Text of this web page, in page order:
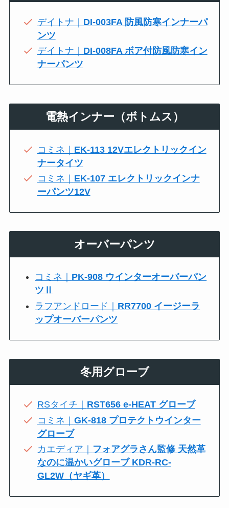
デイトナ｜ DI-003FA 防風防寒インナーパ
ンツ
デイトナ｜ DI-008FA ボア付防風防寒イン
ナーパンツ
電熱インナー（ボトムス）
コミネ｜ EK-113 12Vエレクトリックイン
ナータイツ
コミネ｜ EK-107 エレクトリックインナ
ーパンツ12V
オーバーパンツ
コミネ｜ PK-908 ウインターオーバーパン
ツⅡ
ラフアンドロード｜ RR7700 イージーラ
ップオーバーパンツ
冬用グローブ
RSタイチ｜ RST656 e-HEAT グローブ
コミネ｜ GK-818 プロテクトウインター
グローブ
カエディア｜
フォアグラさん監修 天然革
なのに温かいグローブ KDR-RC-
GL2W（ヤギ革）